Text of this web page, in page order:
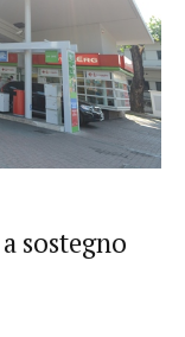
sostegno